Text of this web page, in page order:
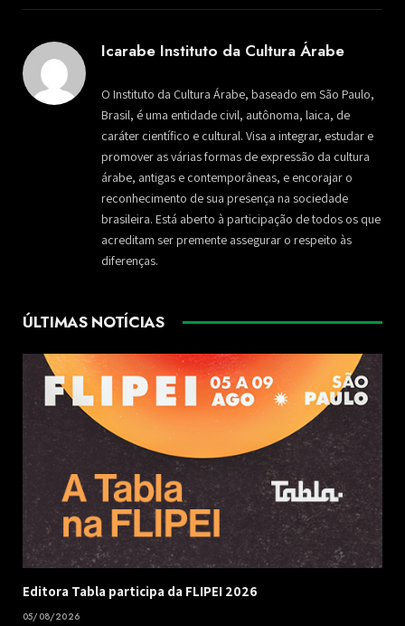
Icarabe Instituto da Cultura Árabe
O Instituto da Cultura Árabe, baseado em São Paulo,
Brasil, é uma entidade civil, autônoma, laica, de
caráter científico e cultural. Visa a integrar, estudar e
promover as várias formas de expressão da cultura
árabe, antigas e contemporâneas, e encorajar o
reconhecimento de sua presença na sociedade
brasileira. Está aberto à participação de todos os que
acreditam ser premente assegurar o respeito às
diferenças.
ÚLTIMAS NOTÍCIAS
Editora Tabla participa da FLIPEI 2026
05/08/2026